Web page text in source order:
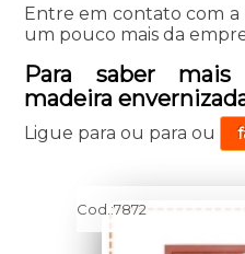
Entre em contato com
um pouco mais da
Para saber
madeira
Ligue para ou para ou
Cod.:7872